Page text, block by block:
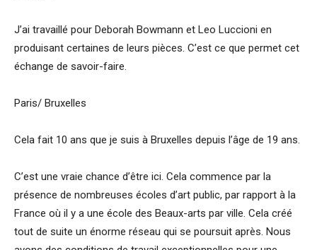
J’ai travaillé pour Deborah Bowmann et Leo Luccioni en
produisant certaines de leurs pièces. C’est ce que permet cet
échange de savoir-faire.
Paris/ Bruxelles
Cela fait 10 ans que je suis à Bruxelles depuis l’âge de 19 ans.
C’est une vraie chance d’être ici. Cela commence par la
présence de nombreuses écoles d’art public, par rapport à la
France où il y a une école des Beaux-arts par ville. Cela créé
tout de suite un énorme réseau qui se poursuit après. Nous